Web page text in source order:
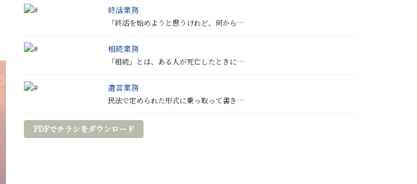
終活業務
「終活を始めようと思うけれど、何から…
相続業務
「相続」とは、ある人が死亡したときに…
遺言業務
民法で定められた形式に乗っ取って書き…
PDFでチラシをダウンロード